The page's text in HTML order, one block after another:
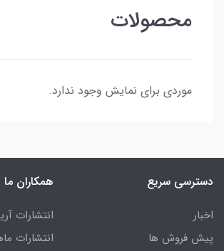
محصولات
موردی برای نمایش وجود ندارد.
دسترسی سریع
اخبار
پیش فروش ها
همکاران ما
انتشارات
انتشارات